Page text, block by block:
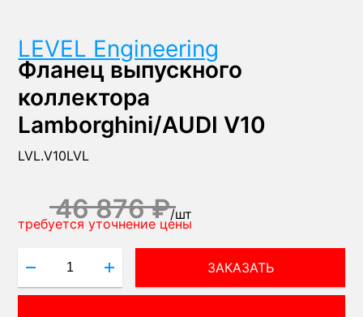
LEVEL Engineering
Фланец выпускного
коллектора
Lamborghini/AUDI V10
LVL.V10LVL
46 876 ₽/шт
требуется уточнение цены
ЗАКАЗАТЬ